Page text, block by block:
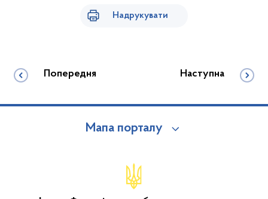
Надрукувати
Попередня Наступна
Мапа порталу